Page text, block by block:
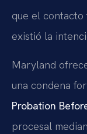
que el contacto
existió la
Maryland
una condena
Probation
procesal